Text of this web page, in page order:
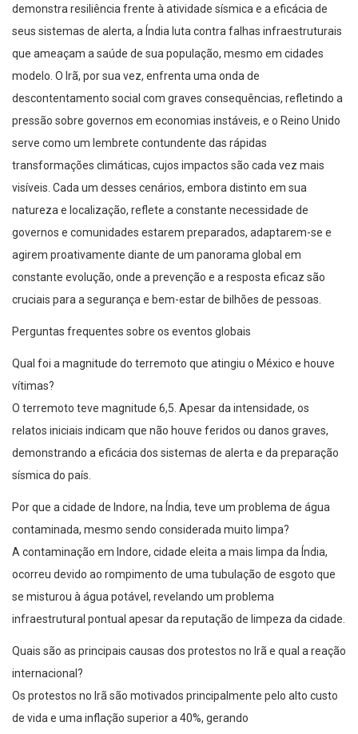
demonstra resiliência frente à atividade sísmica e a eficácia de
seus sistemas de alerta, a Índia luta contra falhas infraestruturais
que ameaçam a saúde de sua população, mesmo em cidades
modelo. O Irã, por sua vez, enfrenta uma onda de
descontentamento social com graves consequências, refletindo a
pressão sobre governos em economias instáveis, e o Reino Unido
serve como um lembrete contundente das rápidas
transformações climáticas, cujos impactos são cada vez mais
visíveis. Cada um desses cenários, embora distinto em sua
natureza e localização, reflete a constante necessidade de
governos e comunidades estarem preparados, adaptarem-se e
agirem proativamente diante de um panorama global em
constante evolução, onde a prevenção e a resposta eficaz são
cruciais para a segurança e bem-estar de bilhões de pessoas.
Perguntas frequentes sobre os eventos globais
Qual foi a magnitude do terremoto que atingiu o México e houve
vítimas?
O terremoto teve magnitude 6,5. Apesar da intensidade, os
relatos iniciais indicam que não houve feridos ou danos graves,
demonstrando a eficácia dos sistemas de alerta e da preparação
sísmica do país.
Por que a cidade de Indore, na Índia, teve um problema de água
contaminada, mesmo sendo considerada muito limpa?
A contaminação em Indore, cidade eleita a mais limpa da Índia,
ocorreu devido ao rompimento de uma tubulação de esgoto que
se misturou à água potável, revelando um problema
infraestrutural pontual apesar da reputação de limpeza da cidade.
Quais são as principais causas dos protestos no Irã e qual a reação
internacional?
Os protestos no Irã são motivados principalmente pelo alto custo
de vida e uma inflação superior a 40%, gerando